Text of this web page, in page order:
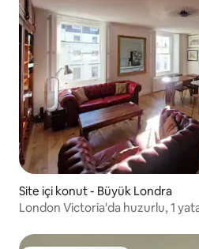
Site içi konut - Büyük Londra
London Victoria'da huzurlu, 1